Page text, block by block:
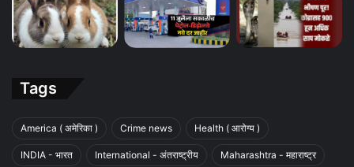
Tags
America ( अमेरिका ) Crime news Health ( आरोग्य )
INDIA - भारत International - अंतराष्ट्रीय Maharashtra - महाराष्ट्र